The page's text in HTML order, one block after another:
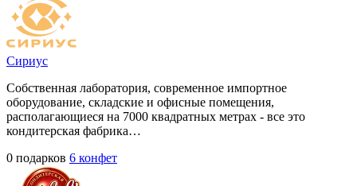
Сириус
Собственная лаборатория, современное импортное
оборудование, складские и офисные помещения,
располагающиеся на 7000 квадратных метрах - все это
кондитерская фабрика…
0 подарков 6 конфет